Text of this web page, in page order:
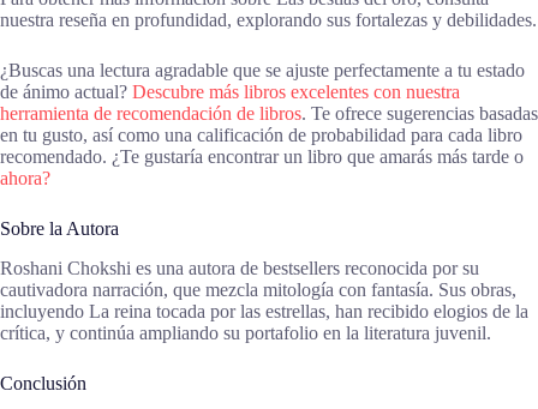
nuestra reseña en profundidad, explorando sus fortalezas y debilidades.
¿Buscas una lectura agradable que se ajuste perfectamente a tu estado
de ánimo actual? Descubre más libros excelentes con nuestra
herramienta de recomendación de libros. Te ofrece sugerencias basadas
en tu gusto, así como una calificación de probabilidad para cada libro
recomendado. ¿Te gustaría encontrar un libro que amarás más tarde o
ahora?
Sobre la Autora
Roshani Chokshi es una autora de bestsellers reconocida por su
cautivadora narración, que mezcla mitología con fantasía. Sus obras,
incluyendo La reina tocada por las estrellas, han recibido elogios de la
crítica, y continúa ampliando su portafolio en la literatura juvenil.
Conclusión